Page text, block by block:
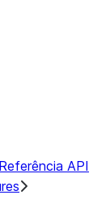
Referência API